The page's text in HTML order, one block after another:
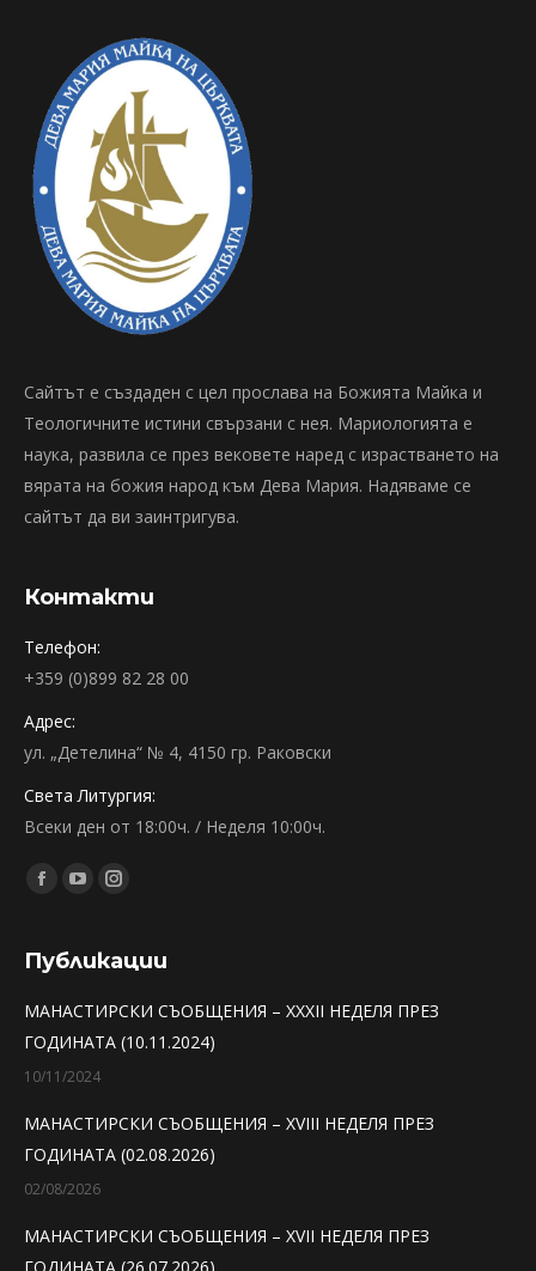
Сайтът е създаден с цел прослава на Божията Майка и
Теологичните истини свързани с нея. Мариологията е
наука, развила се през вековете наред с израстването на
вярата на божия народ към Дева Мария. Надяваме се
сайтът да ви заинтригува.
Контакти
Телефон:
+359 (0)899 82 28 00
Адрес:
ул. „Детелина“ № 4, 4150 гр. Раковски
Света Литургия:
Всеки ден от 18:00ч. / Неделя 10:00ч.
Find us on:
Facebook
opens
new
window
YouTube
opens
new
window
Instagram
opens
new
window
Публикации
МАНАСТИРСКИ СЪОБЩЕНИЯ – XXXII НЕДЕЛЯ ПРЕЗ
ГОДИНАТА (10.11.2024)
10/11/2024
МАНАСТИРСКИ СЪОБЩЕНИЯ – XVIII НЕДЕЛЯ ПРЕЗ
ГОДИНАТА (02.08.2026)
02/08/2026
МАНАСТИРСКИ СЪОБЩЕНИЯ – XVII НЕДЕЛЯ ПРЕЗ
ГОДИНАТА (26.07.2026)